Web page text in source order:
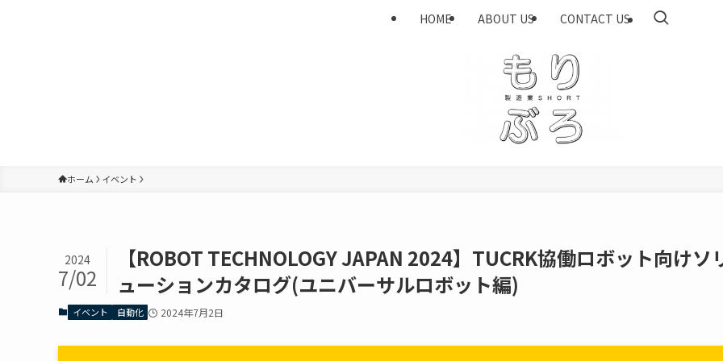
HOME ABOUT US CONTACT US
ホーム イベント
【ROBOT TECHNOLOGY JAPAN 2024】TUCRK協働ロボット向けソ
ューションカタログ(ユニバーサルロボット編)
2024
7/02
イベント 自動化 2024年7月2日